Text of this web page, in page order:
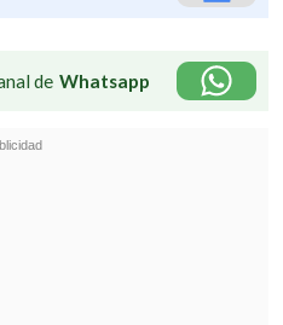
de Whatsapp